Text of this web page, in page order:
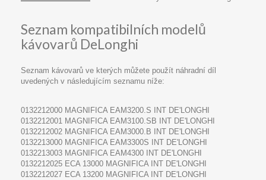
Seznam kompatibilních modelů
kávovarů DeLonghi
Seznam kávovarů ve kterých můžete použít náhradní díl
uvedených v následujícím seznamu níže:
0132212000 MAGNIFICA EAM3200.S INT DE'LONGHI
0132212001 MAGNIFICA EAM3100.SB INT DE'LONGHI
0132212002 MAGNIFICA EAM3000.B INT DE'LONGHI
0132213000 MAGNIFICA EAM3300S INT DE'LONGHI
0132213003 MAGNIFICA EAM4300 INT DE'LONGHI
0132212025 ECA 13000 MAGNIFICA INT DE'LONGHI
0132212027 ECA 13200 MAGNIFICA INT DE'LONGHI